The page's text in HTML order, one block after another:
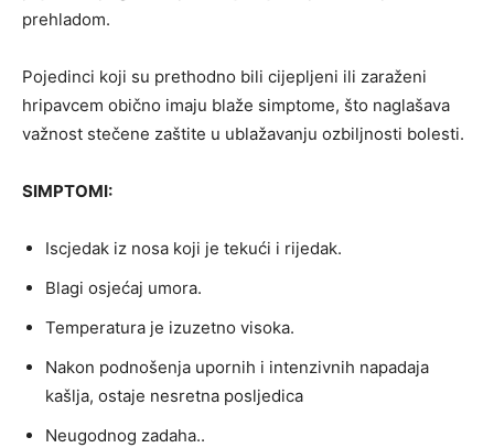
prehladom.
Pojedinci koji su prethodno bili cijepljeni ili zaraženi
hripavcem obično imaju blaže simptome, što naglašava
važnost stečene zaštite u ublažavanju ozbiljnosti bolesti.
SIMPTOMI:
Iscjedak iz nosa koji je tekući i rijedak.
Blagi osjećaj umora.
Temperatura je izuzetno visoka.
Nakon podnošenja upornih i intenzivnih napadaja
kašlja, ostaje nesretna posljedica
Neugodnog zadaha..